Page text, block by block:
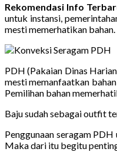
Rekomendasi Info
untuk instansi,
mesti memerhatikan
PDH (Pakaian Dinas
mesti memanfaatkan
Pemilihan bahan
Baju sudah sebagai outfit
Penggunaan seragam
Maka dari itu begitu